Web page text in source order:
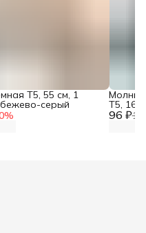
%
Т5, 55 см, 1
серый
96 ₽
Молния
Т5, 16